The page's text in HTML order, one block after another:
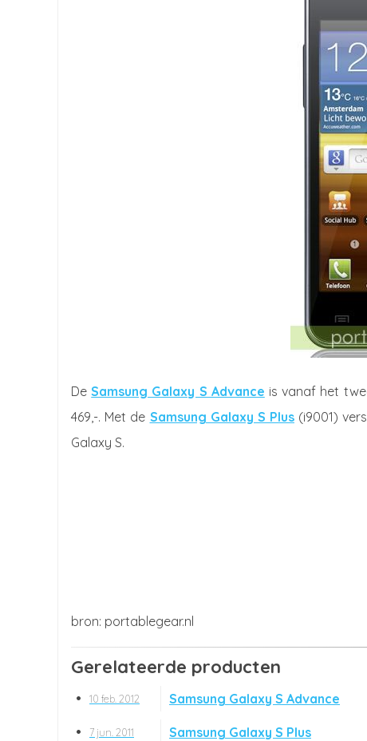
DeSamsung Galaxy S Advance is vanaf het
469,-. Met de Samsung Galaxy S Plus (i9001)
Galaxy S.
portablegear.nl
Gerelateerde producten
10 feb. 2012 Samsung Galaxy S Advance
7 jun. 2011 Samsung Galaxy S Plus